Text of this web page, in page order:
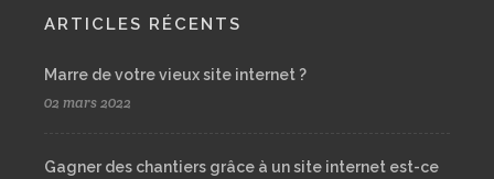
ARTICLES RÉCENTS
Marre de votre vieux site internet ?
02 mars 2022
Gagner des chantiers grâce à un site internet est-ce